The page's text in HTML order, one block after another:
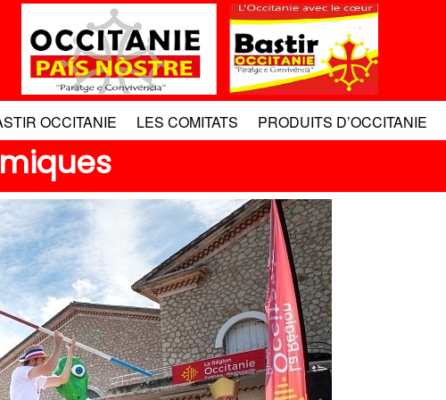
OCCITANIE LES COMITATS PRODUITS D’OCCITANIE